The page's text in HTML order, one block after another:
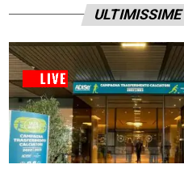
ULTIMISSIME